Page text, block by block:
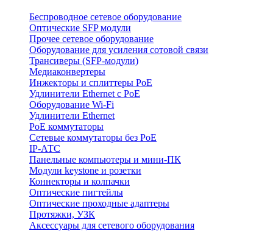
Беспроводное сетевое оборудование
Оптические SFP модули
Прочее сетевое оборудование
Оборудование для усиления сотовой связи
Трансиверы (SFP-модули)
Медиаконвертеры
Инжекторы и сплиттеры PoE
Удлинители Ethernet с PoE
Оборудование Wi-Fi
Удлинители Ethernet
PoE коммутаторы
Сетевые коммутаторы без PoE
IP-АТС
Панельные компьютеры и мини-ПК
Модули keystone и розетки
Коннекторы и колпачки
Оптические пигтейлы
Оптические проходные адаптеры
Протяжки, УЗК
Аксессуары для сетевого оборудования